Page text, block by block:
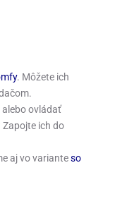
. Môžete ich
ovládať
Zapojte ich do
aj vo varianteso